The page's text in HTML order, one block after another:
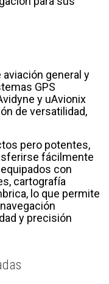
general y
GPS
y uAvionix
de versatilidad,
pero potentes,
fácilmente
con
cartografía
lo que permite
y precisión